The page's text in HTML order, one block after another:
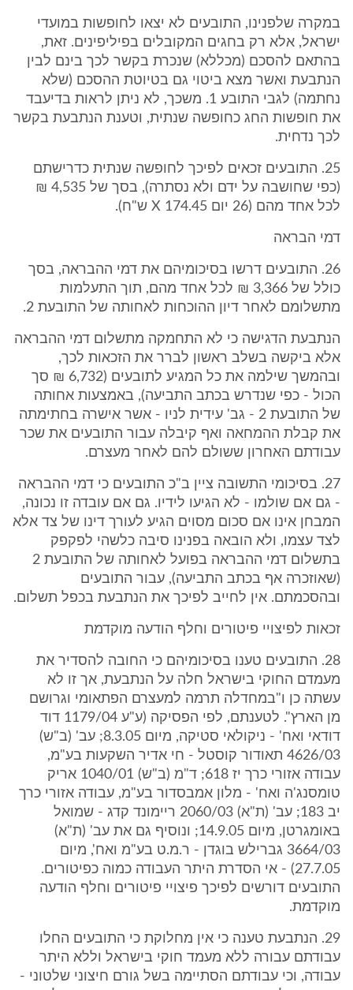
במקרה שלפנינו, התובעים לא יצאו לחופשות במועדי
ישראל, אלא רק בחגים המקובלים בפיליפינים. זאת,
בהתאם להסכם (מכללא) שנכרת בקשר לכך בינם לבין
הנתבעת ואשר מצא ביטוי גם בטיוטת ההסכם (שלא
נחתמה) לגבי התובע 1. משכך, לא ניתן לראות בדיעבד
את חופשות החג כחופשה שנתית, וטענת הנתבעת בקשר
לכך נדחית.
25. התובעים זכאים לפיכך לחופשה שנתית כדרישתם
(כפי שחושבה על ידם ולא נסתרה), בסך של 4,535 ₪
לכל אחד מהם (26 יום X 174.45 ש"ח).
דמי הבראה
26. התובעים דרשו בסיכומיהם את דמי ההבראה, בסך
כולל של 3,366 ₪ לכל אחד מהם, תוך התעלמות
מתשלומם לאחר דיון ההוכחות לאחותה של התובעת 2.
הנתבעת הדגישה כי לא התחמקה מתשלום דמי ההבראה
אלא ביקשה בשלב ראשון לברר את הזכאות לכך,
ובהמשך שילמה את כל המגיע לתובעים (6,732 ₪ סך
הכול - כפי שנדרש בכתב התביעה), באמצעות אחותה
של התובעת 2 - גב' עידית לניו - אשר אישרה בחתימתה
את קבלת ההמחאה ואף קיבלה עבור התובעים את שכר
עבודתם האחרון ששולם להם לאחר מעצרם.
27. בסיכומי התשובה ציין ב"כ התובעים כי דמי ההבראה
- גם אם שולמו - לא הגיעו לידיו. גם אם עובדה זו נכונה,
המבחן אינו אם סכום מסוים הגיע לעורך דינו של צד אלא
לצד עצמו, ולא הובאה בפנינו סיבה כלשהי לפקפק
בתשלום דמי ההבראה בפועל לאחותה של התובעת 2
(שאוזכרה אף בכתב התביעה), עבור התובעים
ובהסכמתם. אין לחייב לפיכך את הנתבעת בכפל תשלום.
זכאות לפיצויי פיטורים וחלף הודעה מוקדמת
28. התובעים טענו בסיכומיהם כי החובה להסדיר את
מעמדם החוקי בישראל חלה על הנתבעת, אך זו לא
עשתה כן ו"במחדלה תרמה למעצרם הפתאומי וגרושם
מן הארץ". לטענתם, לפי הפסיקה (ע"ע 1179/04 דוד
דודאי ואח' - ניקולאי סטיקה, מיום 8.3.05; עב' (ב"ש)
4626/03 תאודור קוסטל - חי אדיר השקעות בע"מ,
עבודה אזורי כרך יז 618; ד"מ (ב"ש) 1040/01 אריק
טומסנג'ה ואח' - מלון אמבסדור בע"מ, עבודה אזורי כרך
יב 183; עב' (ת"א) 2060/03 ריימונד קדג - שמואל
באומגרטן, מיום 14.9.05; ונוסיף גם את עב' (ת"א)
3664/03 גברילש בוגדן - ר.מ.ט בע"מ ואח', מיום
27.7.05) - אי הסדרת היתר העבודה כמוה כפיטורים.
התובעים דורשים לפיכך פיצויי פיטורים וחלף הודעה
מוקדמת.
29. הנתבעת טענה כי אין מחלוקת כי התובעים החלו
עבודתם עבורה ללא מעמד חוקי בישראל וללא היתר
עבודה, וכי עבודתם הסתיימה בשל גורם חיצוני שלטוני -